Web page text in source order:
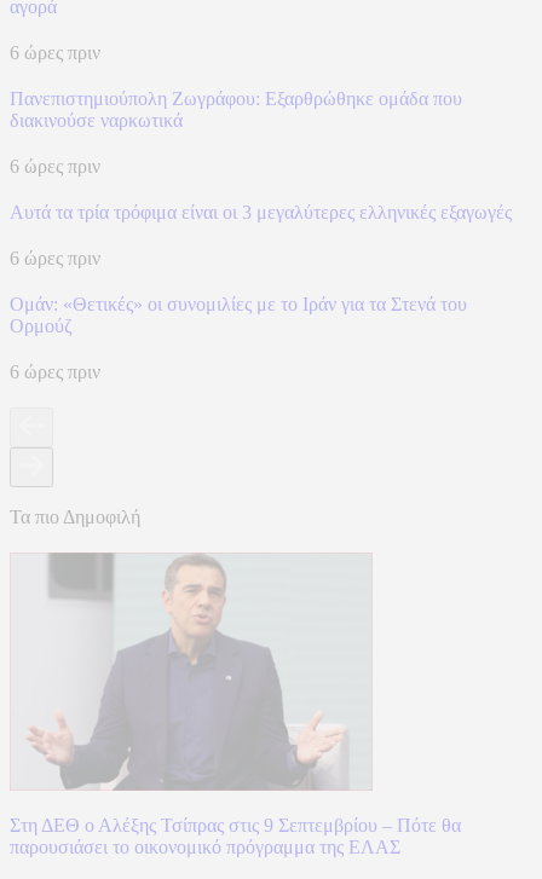
αγορά
6 ώρες πριν
Πανεπιστημιούπολη Ζωγράφου: Εξαρθρώθηκε ομάδα που
διακινούσε ναρκωτικά
6 ώρες πριν
Αυτά τα τρία τρόφιμα είναι οι 3 μεγαλύτερες ελληνικές εξαγωγές
6 ώρες πριν
Ομάν: «Θετικές» οι συνομιλίες με το Ιράν για τα Στενά του
Ορμούζ
6 ώρες πριν
Τα πιο Δημοφιλή
Στη ΔΕΘ ο Αλέξης Τσίπρας στις 9 Σεπτεμβρίου – Πότε θα
παρουσιάσει το οικονομικό πρόγραμμα της ΕΛΑΣ